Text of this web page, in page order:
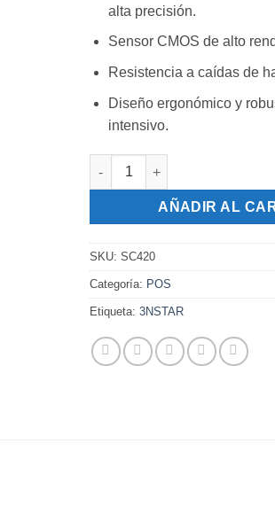
alta precisión.
Sensor CMOS de alto
Resistencia a caídas de
Diseño ergonómico y
intensivo.
3NSTAR 2D Handheld
AÑADIR AL
SKU: SC420
Categoría: POS
Etiqueta: 3NSTAR